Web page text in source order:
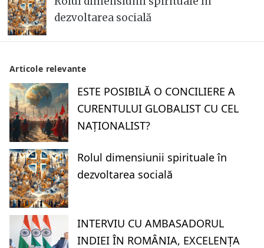
dezvoltarea socială
Articole relevante
ESTE POSIBILĂ O CONCILIERE A
CURENTULUI GLOBALIST CU CEL
NAȚIONALIST?
Rolul dimensiunii spirituale în
dezvoltarea socială
INTERVIU CU AMBASADORUL
INDIEI ÎN ROMÂNIA, EXCELENȚA